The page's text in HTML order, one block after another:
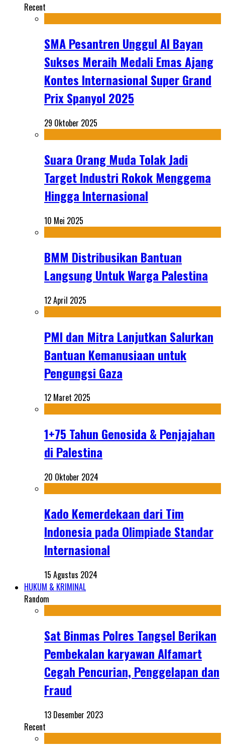
Recent
SMA Pesantren Unggul Al Bayan
Sukses Meraih Medali Emas Ajang
Kontes Internasional Super Grand
Prix Spanyol 2025
29 Oktober 2025
Suara Orang Muda Tolak Jadi
Target Industri Rokok Menggema
Hingga Internasional
10 Mei 2025
BMM Distribusikan Bantuan
Langsung Untuk Warga Palestina
12 April 2025
PMI dan Mitra Lanjutkan Salurkan
Bantuan Kemanusiaan untuk
Pengungsi Gaza
12 Maret 2025
1+75 Tahun Genosida & Penjajahan
di Palestina
20 Oktober 2024
Kado Kemerdekaan dari Tim
Indonesia pada Olimpiade Standar
Internasional
15 Agustus 2024
HUKUM & KRIMINAL
Random
Sat Binmas Polres Tangsel Berikan
Pembekalan karyawan Alfamart
Cegah Pencurian, Penggelapan dan
Fraud
13 Desember 2023
Recent